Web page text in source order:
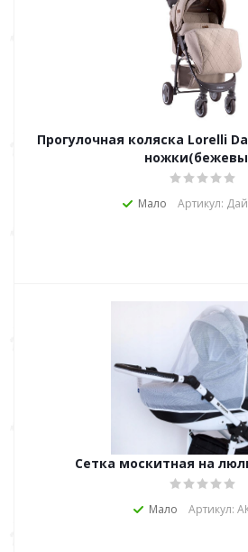
Прогулочная коляска Lorelli
Мало Артикул:
Сетка москитная на
Мало Артикул: